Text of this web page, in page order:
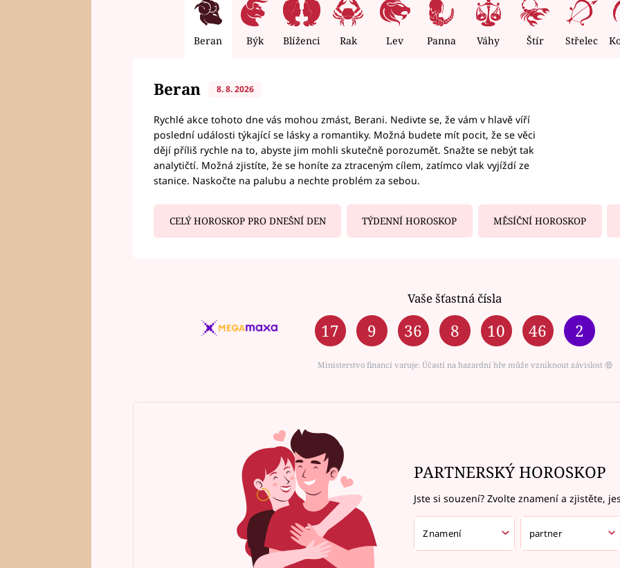
Beran Býk Blíženci Rak Lev Panna Váhy Štír Střelec
Beran 8. 8. 2026
Rychlé akce tohoto dne vás mohou zmást, Berani. Nedivte se, že vám v hlavě víří
poslední události týkající se lásky a romantiky. Možná budete mít pocit, že se věci
dějí příliš rychle na to, abyste jim mohli skutečně porozumět. Snažte se nebýt tak
analytičtí. Možná zjistíte, že se honíte za ztraceným cílem, zatímco vlak vyjíždí ze
stanice. Naskočte na palubu a nechte problém za sebou.
CELÝ HOROSKOP PRO DNEŠNÍ DEN TÝDENNÍ HOROSKOP MĚSÍČNÍ HOROSKOP
Vaše šťastná čísla
17 9 36 8 10 46 2
Ministerstvo financí varuje: Účastí na hazardní hře může vzniknout závislost ⑱
PARTNERSKÝ HOROSKOP
Jste si souzení? Zvolte znamení a zjistěte,